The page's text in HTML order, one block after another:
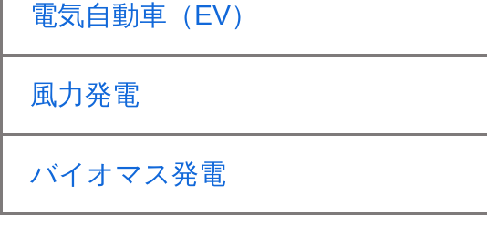
電気自動車（EV）
風力発電
バイオマス発電